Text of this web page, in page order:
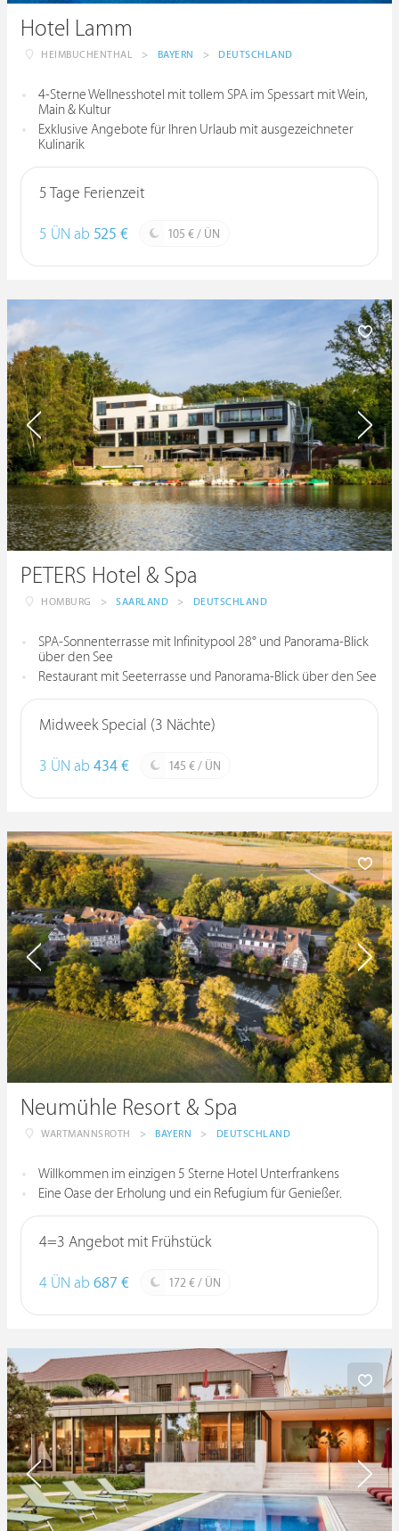
Hotel Lamm
HEIMBUCHENTHAL > BAYERN > DEUTSCHLAND
4-Sterne Wellnesshotel mit tollem SPA im Spessart mit Wein,
Main & Kultur
Exklusive Angebote für Ihren Urlaub mit ausgezeichneter
Kulinarik
5 Tage Ferienzeit
5 ÜN ab 525 € 105 € / ÜN
PETERS Hotel & Spa
HOMBURG > SAARLAND > DEUTSCHLAND
SPA-Sonnenterrasse mit Infinitypool 28° und Panorama-Blick
über den See
Restaurant mit Seeterrasse und Panorama-Blick über den See
Midweek Special (3 Nächte)
3 ÜN ab 434 € 145 € / ÜN
Neumühle Resort & Spa
WARTMANNSROTH > BAYERN > DEUTSCHLAND
Willkommen im einzigen 5 Sterne Hotel Unterfrankens
Eine Oase der Erholung und ein Refugium für Genießer.
4=3 Angebot mit Frühstück
4 ÜN ab 687 € 172 € / ÜN